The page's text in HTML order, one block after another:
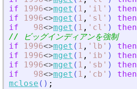
if
1996<>mget ( 1 , ' il ' ) then
if
1996<>mget ( 1 , ' sl ' ) then
if
98<>mget ( 1 , ' cl ' ) then
// ビッグインディアンを強制
if
1996<>mget ( 1 , ' lb ' ) then
if
1996<>mget ( 1 , ' ib ' ) then
if
1996<>mget ( 1 , ' sb ' ) then
if
98<>mget ( 1 , ' cb ' ) then
mclose ( ) ;